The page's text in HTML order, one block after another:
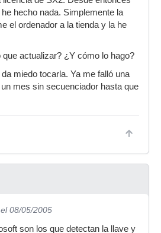
hecho nada. Simplemente la
el ordenador a la tienda y la he
que actualizar? ¿Y cómo lo hago?
miedo tocarla. Ya me falló una
mes sin secuenciador hasta que
el 08/05/2005
son los que detectan la llave y